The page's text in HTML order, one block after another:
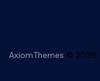
AxiomThemes © 2026.